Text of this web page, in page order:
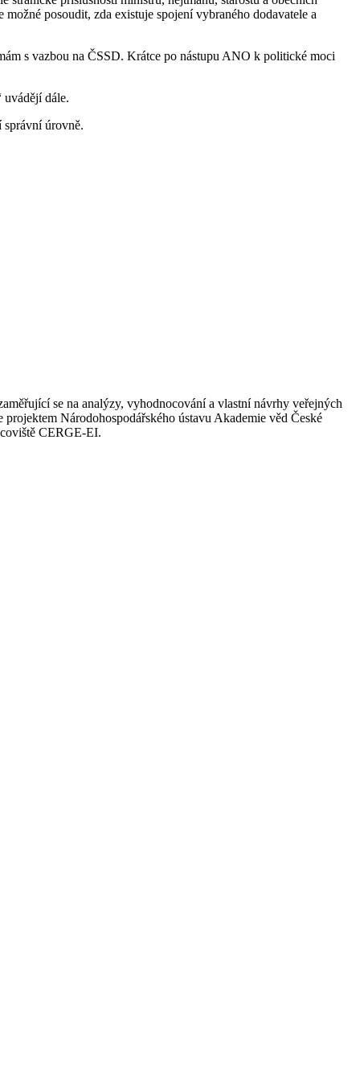
posoudit, zda existuje spojení vybraného dodavatele a
s vazbou na ČSSD. Krátce po nástupu ANO k politické moci
uvádějí dále.
správní úrovně.
se na analýzy, vyhodnocování a vlastní návrhy veřejných
Národohospodářského ústavu Akademie věd České
CERGE-EI.